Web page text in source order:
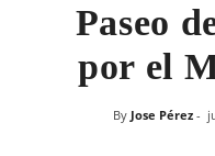
Paseo
por el
By Jose Pérez -